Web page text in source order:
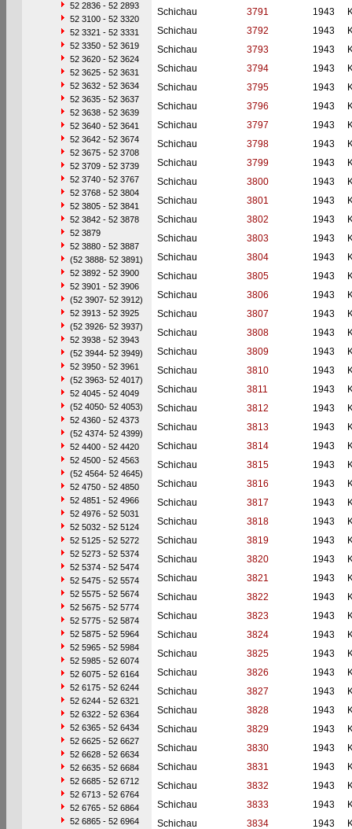
52 2836 - 52 2893
52 3100 - 52 3320
52 3321 - 52 3331
52 3350 - 52 3619
52 3620 - 52 3624
52 3625 - 52 3631
52 3632 - 52 3634
52 3635 - 52 3637
52 3638 - 52 3639
52 3640 - 52 3641
52 3642 - 52 3674
52 3675 - 52 3708
52 3709 - 52 3739
52 3740 - 52 3767
52 3768 - 52 3804
52 3805 - 52 3841
52 3842 - 52 3878
52 3879
52 3880 - 52 3887
(52 3888- 52 3891)
52 3892 - 52 3900
52 3901 - 52 3906
(52 3907- 52 3912)
52 3913 - 52 3925
(52 3926- 52 3937)
52 3938 - 52 3943
(52 3944- 52 3949)
52 3950 - 52 3961
(52 3963- 52 4017)
52 4045 - 52 4049
(52 4050- 52 4053)
52 4360 - 52 4373
(52 4374- 52 4399)
52 4400 - 52 4420
52 4500 - 52 4563
(52 4564- 52 4645)
52 4750 - 52 4850
52 4851 - 52 4966
52 4976 - 52 5031
52 5032 - 52 5124
52 5125 - 52 5272
52 5273 - 52 5374
52 5374 - 52 5474
52 5475 - 52 5574
52 5575 - 52 5674
52 5675 - 52 5774
52 5775 - 52 5874
52 5875 - 52 5964
52 5965 - 52 5984
52 5985 - 52 6074
52 6075 - 52 6164
52 6175 - 52 6244
52 6244 - 52 6321
52 6322 - 52 6364
52 6365 - 52 6434
52 6625 - 52 6627
52 6628 - 52 6634
52 6635 - 52 6684
52 6685 - 52 6712
52 6713 - 52 6764
52 6765 - 52 6864
52 6865 - 52 6964
Schichau
3791 1943
Schichau
3792 1943
Schichau
3793 1943
Schichau
3794 1943
Schichau
3795 1943
Schichau
3796 1943
Schichau
3797 1943
Schichau
3798 1943
Schichau
3799 1943
Schichau
3800 1943
Schichau
3801 1943
Schichau
3802 1943
Schichau
3803 1943
Schichau
3804 1943
Schichau
3805 1943
Schichau
3806 1943
Schichau
3807 1943
Schichau
3808 1943
Schichau
3809 1943
Schichau
3810 1943
Schichau
3811 1943
Schichau
3812 1943
Schichau
3813 1943
Schichau
3814 1943
Schichau
3815 1943
Schichau
3816 1943
Schichau
3817 1943
Schichau
3818 1943
Schichau
3819 1943
Schichau
3820 1943
Schichau
3821 1943
Schichau
3822 1943
Schichau
3823 1943
Schichau
3824 1943
Schichau
3825 1943
Schichau
3826 1943
Schichau
3827 1943
Schichau
3828 1943
Schichau
3829 1943
Schichau
3830 1943
Schichau
3831 1943
Schichau
3832 1943
Schichau
3833 1943
Schichau
3834 1943